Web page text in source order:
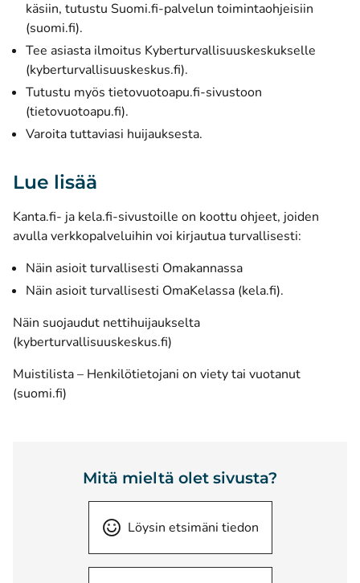
käsiin, tutustu Suomi.fi-palvelun toimintaohjeisiin
(suomi.fi).
Tee asiasta ilmoitus Kyberturvallisuuskeskukselle
(kyberturvallisuuskeskus.fi).
Tutustu myös tietovuotoapu.fi-sivustoon
(tietovuotoapu.fi).
Varoita tuttaviasi huijauksesta.
Lue lisää
Kanta.fi- ja kela.fi-sivustoille on koottu ohjeet, joiden
avulla verkkopalveluihin voi kirjautua turvallisesti:
Näin asioit turvallisesti Omakannassa
Näin asioit turvallisesti OmaKelassa (kela.fi).
Näin suojaudut nettihuijaukselta
(kyberturvallisuuskeskus.fi)
Muistilista – Henkilötietojani on viety tai vuotanut
(suomi.fi)
Mitä mieltä olet sivusta?
Löysin etsimäni tiedon